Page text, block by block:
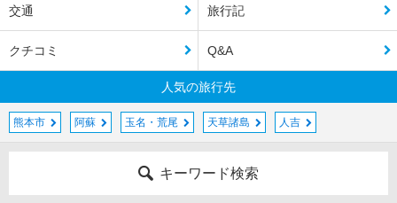
交通 旅行記
クチコミ Q&A
人気の旅行先
熊本市 阿蘇 玉名・荒尾 天草諸島 人吉
キーワード検索